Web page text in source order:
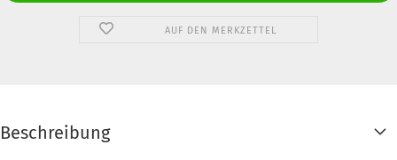
AUF DEN MERKZETTEL
Beschreibung